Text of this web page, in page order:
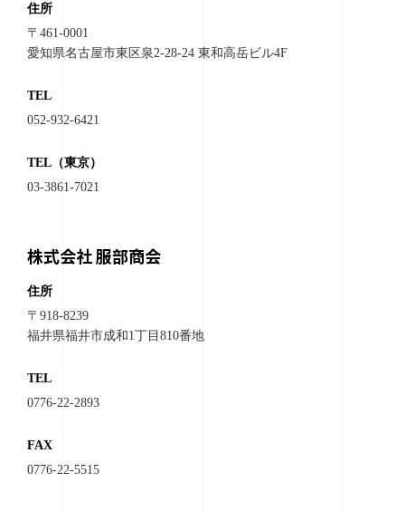
住所
〒461-0001
愛知県名古屋市東区泉2-28-24 東和高岳ビル4F
TEL
052-932-6421
TEL（東京）
03-3861-7021
株式会社 服部商会
住所
〒918-8239
福井県福井市成和1丁目810番地
TEL
0776-22-2893
FAX
0776-22-5515